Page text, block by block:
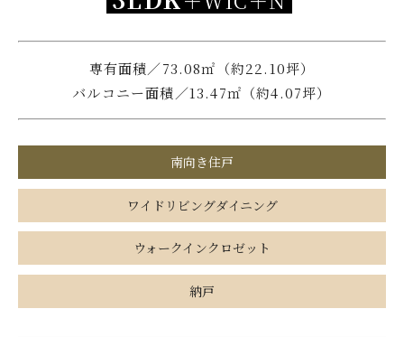
専有面積／73.08㎡（約22.10坪）
バルコニー面積／13.47㎡（約4.07坪）
南向き住戸
ワイドリビングダイニング
ウォークインクロゼット
納戸